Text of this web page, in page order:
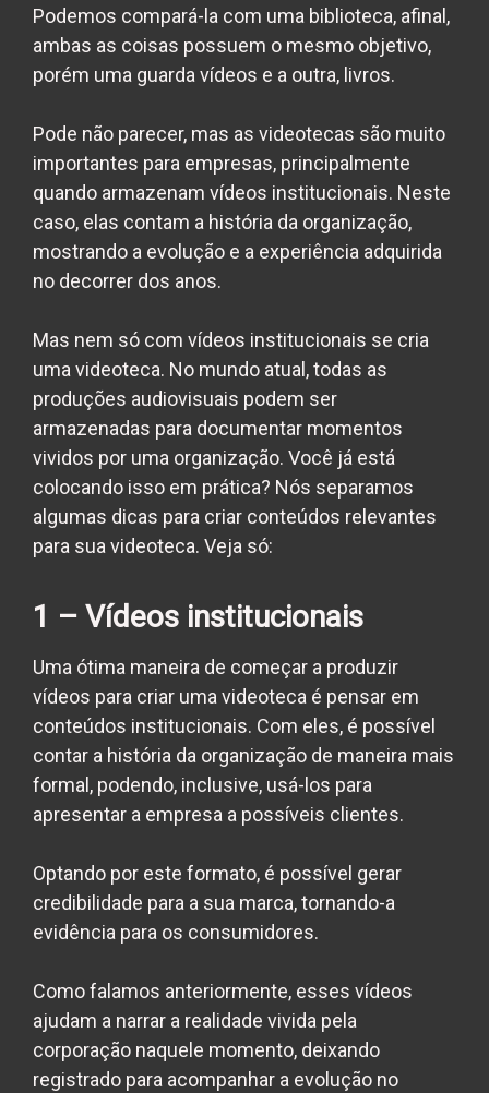
Podemos compará-la com uma biblioteca, afinal,
ambas as coisas possuem o mesmo objetivo,
porém uma guarda vídeos e a outra, livros.
Pode não parecer, mas as videotecas são muito
importantes para empresas, principalmente
quando armazenam vídeos institucionais. Neste
caso, elas contam a história da organização,
mostrando a evolução e a experiência adquirida
no decorrer dos anos.
Mas nem só com vídeos institucionais se cria
uma videoteca. No mundo atual, todas as
produções audiovisuais podem ser
armazenadas para documentar momentos
vividos por uma organização. Você já está
colocando isso em prática? Nós separamos
algumas dicas para criar conteúdos relevantes
para sua videoteca. Veja só:
1 – Vídeos institucionais
Uma ótima maneira de começar a produzir
vídeos para criar uma videoteca é pensar em
conteúdos institucionais. Com eles, é possível
contar a história da organização de maneira mais
formal, podendo, inclusive, usá-los para
apresentar a empresa a possíveis clientes.
Optando por este formato, é possível gerar
credibilidade para a sua marca, tornando-a
evidência para os consumidores.
Como falamos anteriormente, esses vídeos
ajudam a narrar a realidade vivida pela
corporação naquele momento, deixando
registrado para acompanhar a evolução no